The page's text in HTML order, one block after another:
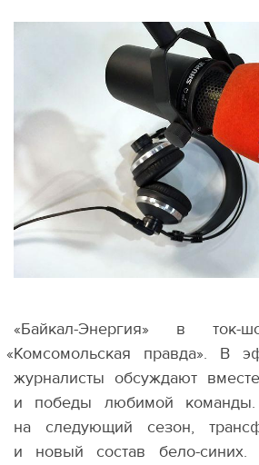
«Байкал-Энергия» в
«Комсомольская правда». В
журналисты обсуждают
и победы любимой
на следующий сезон,
и новый состав бело-синих.